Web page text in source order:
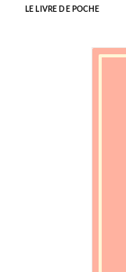
LE LIVRE DE POCHE